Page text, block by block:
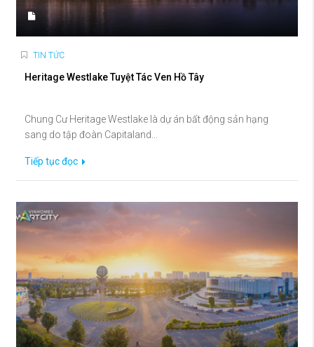
TIN TỨC
Heritage Westlake Tuyệt Tác Ven Hồ Tây
Chung Cư Heritage Westlake là dự án bất động sản hạng
sang do tập đoàn Capitaland...
Tiếp tục đọc